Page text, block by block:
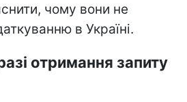
чому вони не
в Україні.
отримання запиту